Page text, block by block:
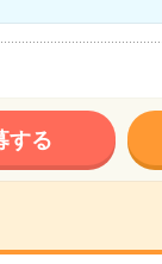
する